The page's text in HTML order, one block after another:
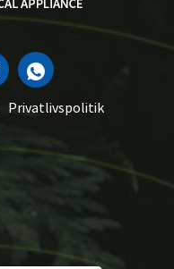
Privatlivspolitik